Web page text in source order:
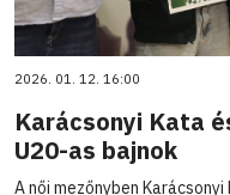
2026. 01. 12. 16:00
Karácsonyi Kata
U20-as bajnok
A női mezőnyben